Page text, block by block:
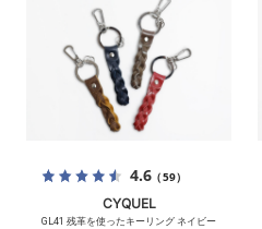
4.6（59）
CYQUEL
GL41 残革を使ったキーリング ネイビー